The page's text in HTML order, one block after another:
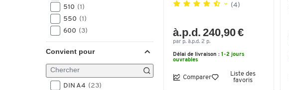
510 (1)
550 (1)
600 (3)
Convient pour
DIN A4 (23)
(4)
à.p.d. 240,90 €
par p. à.p.d. 2 p.
Délai de livraison : 1-2 jours
ouvrables
Comparer
Liste des
favoris